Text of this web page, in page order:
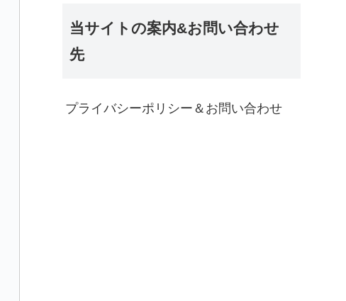
当サイトの案内&お問い合わせ
先
プライバシーポリシー＆お問い合わせ